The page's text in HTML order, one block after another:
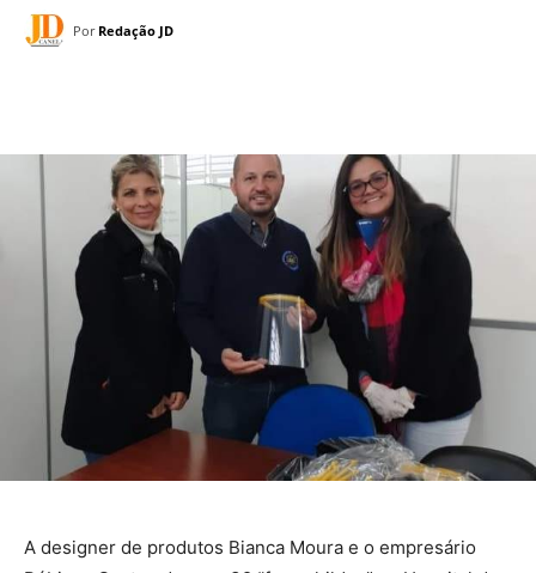
Por Redação JD
A designer de produtos Bianca Moura e o empresário